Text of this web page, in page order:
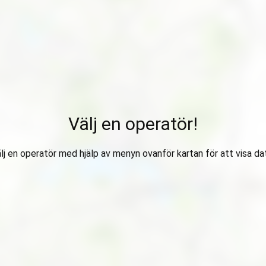
Välj en operatör!
en operatör med hjälp av menyn ovanför kartan för att visa